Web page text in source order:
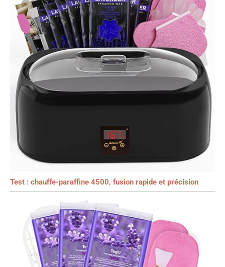
Test : chauffe-paraffine 4500, fusion rapide et précision